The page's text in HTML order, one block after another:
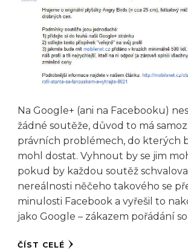
Na Google+ (ani na Facebooku)
žádné soutěže, důvod to má
právních problémech, do kterých
mohl dostat. Vyhnout by se jim
pokud by každou soutěž
nereálnosti něčeho takového se
minulosti Facebook a vyřešil to
jako Google – zákazem pořádání
ČÍST CELÉ